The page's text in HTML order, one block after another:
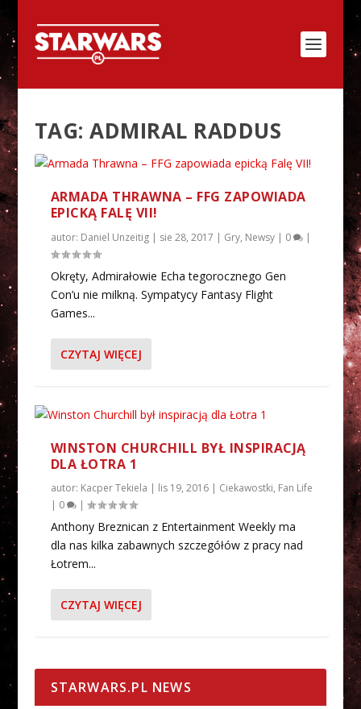
TAG:ADMIRAL RADDUS
ARMADA THRAWNA – FFG ZAPOWIADA
EPICKĄ FALĘ VII!
autor: Daniel Unzeitig| sie 28, 2017 | Gry, Newsy| 0 |
Okręty, Admirałowie Echa tegorocznego Gen
Con’u nie milkną. Sympatycy Fantasy Flight
Games...
CZYTAJ WIĘCEJ
WINSTON CHURCHILL BYŁ INSPIRACJĄ
DLA ŁOTRA 1
autor: Kacper Tekiela | lis 19, 2016| Ciekawostki, Fan Life
| 0 |
Anthony Breznican z Entertainment Weekly ma
dla nas kilka zabawnych szczegółów z pracy nad
Łotrem...
CZYTAJ WIĘCEJ
STARWARS.PL NEWS